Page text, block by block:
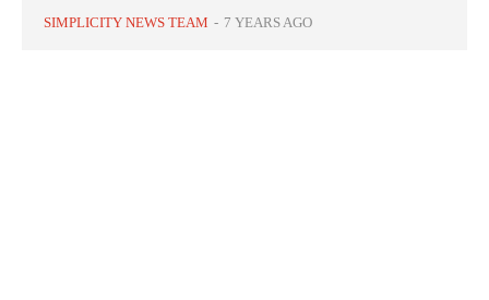
SIMPLICITY NEWS TEAM - 7 YEARS AGO